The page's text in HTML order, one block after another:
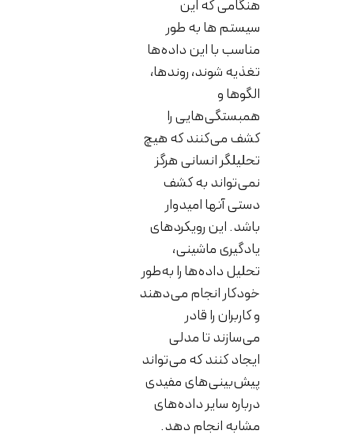
هنگامی که این
سیستم ها به طور
مناسب با این داده‌ها
تغذیه شوند، روندها،
همبستگی‌هایی را
کشف می‌کنند که هیچ
تحلیلگر انسانی هرگز
نمی‌تواند به کشف
دستی آنها امیدوار
باشد. این رویکردهای
یادگیری ماشینی،
تحلیل داده‌ها را به‌طور
خودکار انجام می‌دهند
و کاربران را قادر
می‌سازند تا مدلی
ایجاد کنند که می‌تواند
پیش‌بینی‌های مفیدی
درباره سایر داده‌های
مشابه انجام دهد.